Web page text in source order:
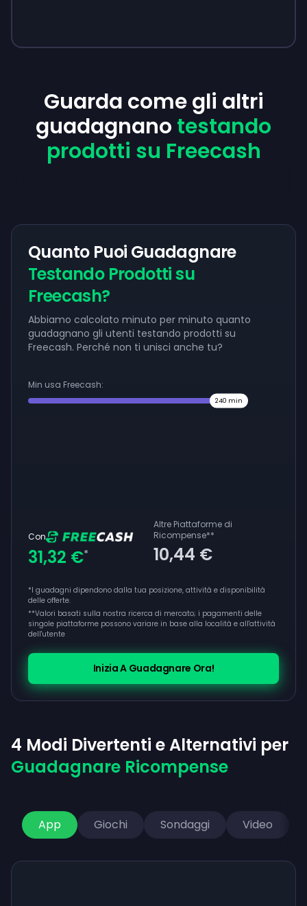
Guarda come gli altri
guadagnano testando
prodotti su Freecash
Quanto Puoi Guadagnare
Testando Prodotti su
Freecash?
Abbiamo calcolato minuto per minuto quanto
guadagnano gli utenti testando prodotti su
Freecash. Perché non ti unisci anche tu?
Min usa Freecash:
240 min
Con
31,32 €*
Altre Piattaforme di
Ricompense**
10,44 €
*I guadagni dipendono dalla tua posizione, attività e disponibilità
delle offerte.
**Valori basati sulla nostra ricerca di mercato; i pagamenti delle
singole piattaforme possono variare in base alla località e all'attività
dell'utente
Inizia A Guadagnare Ora!
4 Modi Divertenti e Alternativi per
Guadagnare Ricompense
App Giochi Sondaggi Video